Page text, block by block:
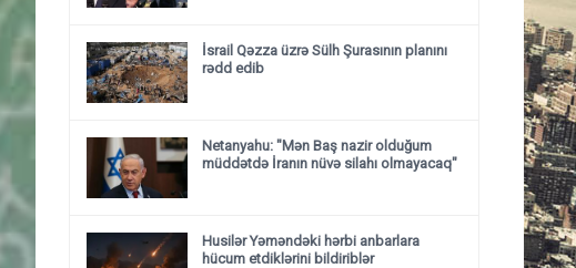
İsrail Qəzza üzrə Sülh Şurasının planını
rədd edib
Netanyahu: "Mən Baş nazir olduğum
müddətdə İranın nüvə silahı olmayacaq"
Husilər Yəməndəki hərbi anbarlara
hücum etdiklərini bildiriblər